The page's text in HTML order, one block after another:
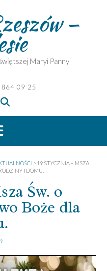
–
Maryi Panny
864 09 25
> 19 STYCZNIA – MSZA
I DOMU.
Św. o
Boże dla